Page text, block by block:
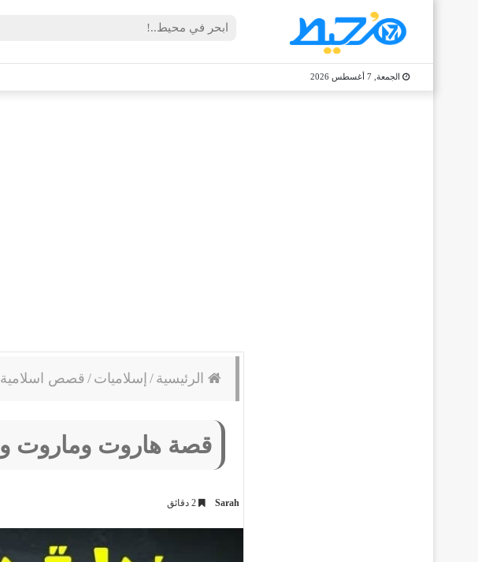
الجمعة, 7 أغسطس 2026
الرئيسية / إسلاميات / قصص اسلامية
قصة هاروت وماروت
Sarah